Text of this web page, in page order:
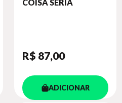
COISA SÉRIA
R$ 87,00
ADICIONAR